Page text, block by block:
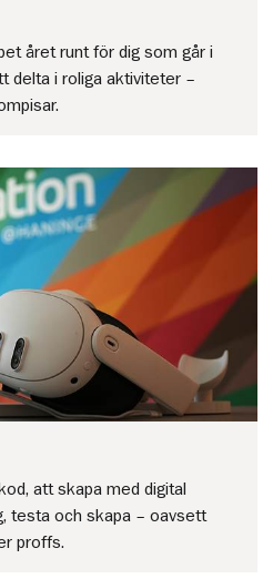
året runt för dig som går i
delta i roliga aktiviteter –
att skapa med digital
testa och skapa – oavsett
proffs.